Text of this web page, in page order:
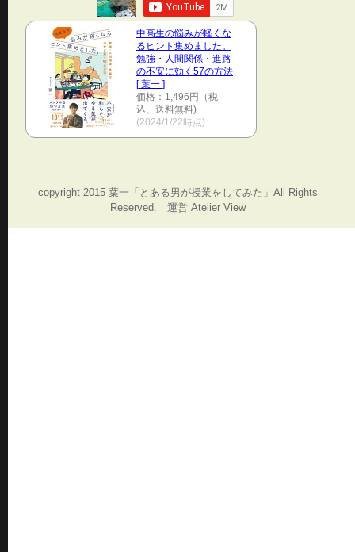
中高生の悩みが軽くな
るヒント集めました。
勉強・人間関係・進路
の不安に効く57の方法
[ 葉一 ]
価格：1,496円（税
込、送料無料)
(2024/1/22時点)
copyright 2015 葉一「とある男が授業をしてみた」All Rights
Reserved.｜運営 Atelier View